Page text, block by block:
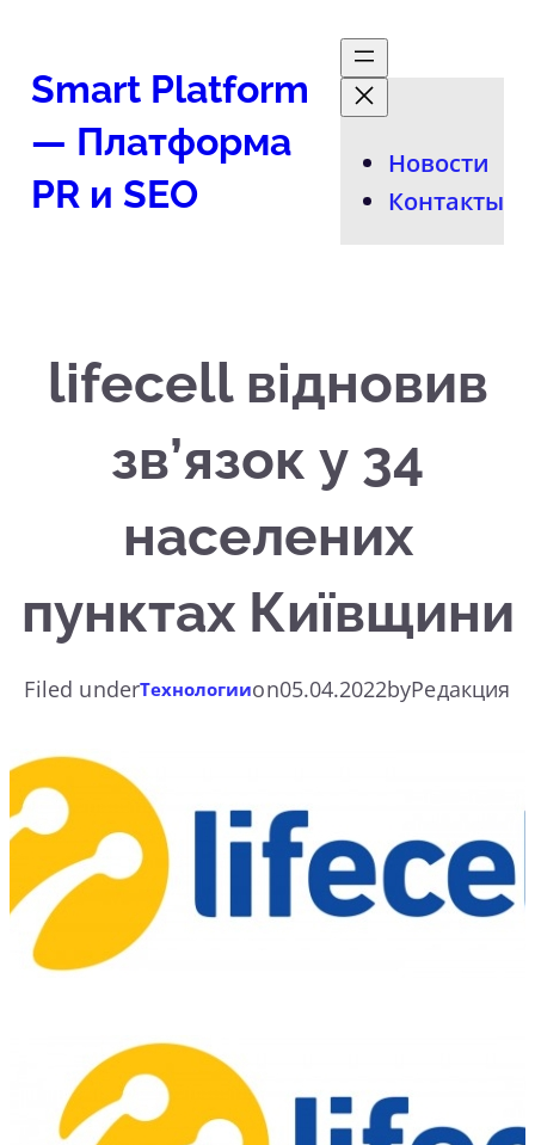
содержимому
Smart Platform
— Платформа
PR и SEO
Новости
Контакты
lifecell відновив
зв’язок у 34
населених
пунктах Київщини
Filed underТехнологииon05.04.2022byРедакция